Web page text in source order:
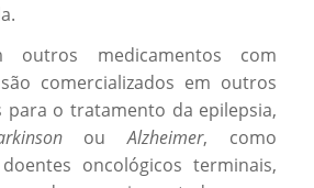
outros medicamentos com
comercializados em outros
para o tratamento da epilepsia,
ouAlzheimer, como
oncológicos terminais,